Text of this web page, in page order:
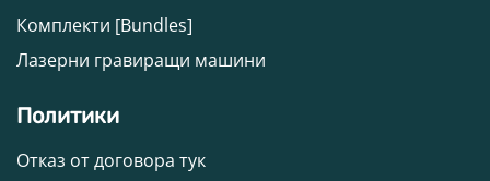
Комплекти [Bundles]
Лазерни гравиращи машини
Политики
Отказ от договора тук